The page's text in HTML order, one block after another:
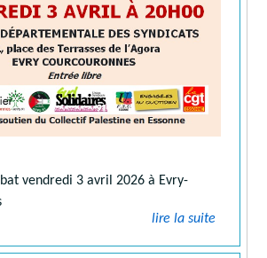
vendredi 3 avril 2026 à Evry-
lire la suite